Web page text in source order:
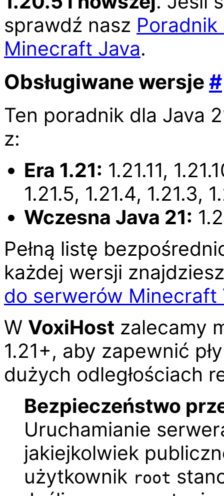
sprawdź nasz
Minecraft Java.
Obsługiwane wersje #
Ten poradnik dla Java
z:
Era 1.21: 1.21.11,
1.21.5, 1.21.4, 1.21.3,
Wczesna Java 21:
Pełną listę
każdej wersji
do serwerów Minecraft
W VoxiHost zalecamy
1.21+, aby zapewnić
dużych odległościach
Bezpieczeństwo
Uruchamianie
jakiejkolwiek
użytkownik root